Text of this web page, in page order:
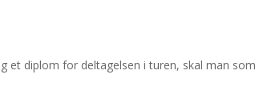
et diplom for deltagelsen i turen, skal man